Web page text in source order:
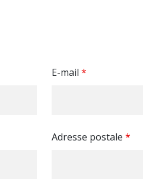
E-mail *
Adresse postale *